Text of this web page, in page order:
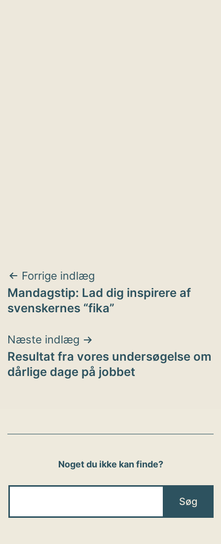
Indlægsnavigation
Forrige indlæg
Mandagstip: Lad dig inspirere af
svenskernes “fika”
Næste indlæg
Resultat fra vores undersøgelse om
dårlige dage på jobbet
Noget du ikke kan finde?